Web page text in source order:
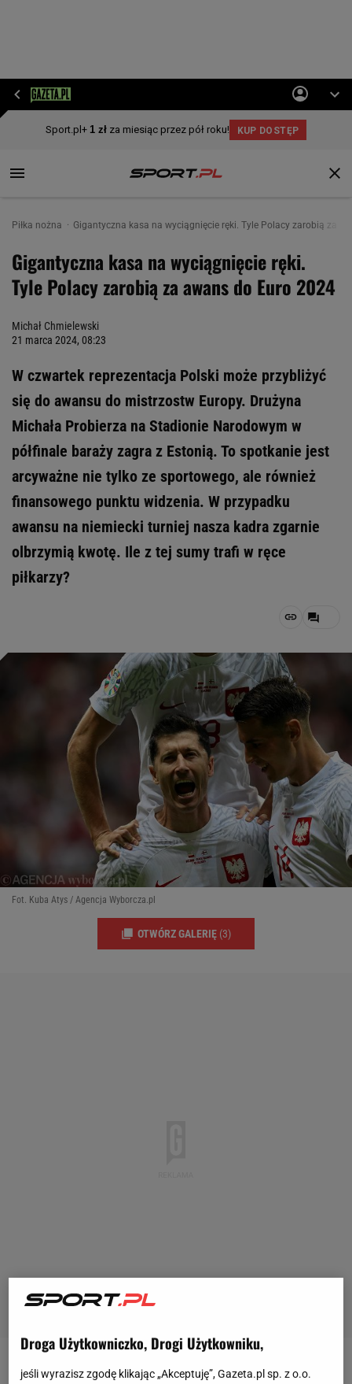
Piłka nożna Gigantyczna kasa na wyciągnięcie ręki. Tyle Polacy zarobią za
Gigantyczna kasa na wyciągnięcie ręki.
Tyle Polacy zarobią za awans do Euro 2024
Michał Chmielewski
21 marca 2024, 08:23
W czwartek reprezentacja Polski może przybliżyć
się do awansu do mistrzostw Europy. Drużyna
Michała Probierza na Stadionie Narodowym w
półfinale baraży zagra z Estonią. To spotkanie jest
arcyważne nie tylko ze sportowego, ale również
finansowego punktu widzenia. W przypadku
awansu na niemiecki turniej nasza kadra zgarnie
olbrzymią kwotę. Ile z tej sumy trafi w ręce
piłkarzy?
Fot. Kuba Atys / Agencja Wyborcza.pl
OTWÓRZ GALERIĘ (3)
W czwartek o godz. 20:45 reprezentacja Polski musi
Droga Użytkowniczko, Drogi Użytkowniku,
jeśli wyrazisz zgodę klikając „Akceptuję”, Gazeta.pl sp. z o.o.